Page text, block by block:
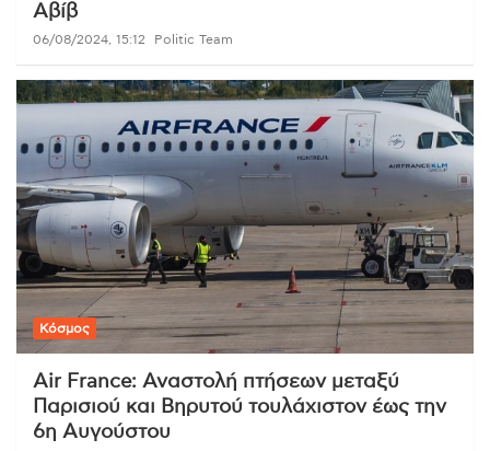
Αβίβ
06/08/2024, 15:12 Politic Team
Κόσμος
Air France: Αναστολή πτήσεων μεταξύ
Παρισιού και Βηρυτού τουλάχιστον έως την
6η Αυγούστου